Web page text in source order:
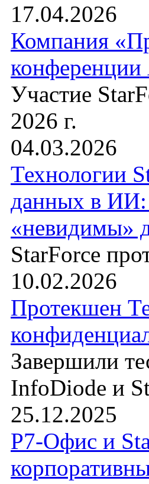
17.04.2026
Компания
Участие
2026 г.
04.03.2026
Технологии
данных в ИИ:
«невидимы»
StarForce
10.02.2026
Протекшен
Завершили
InfoDiode и
25.12.2025
Р7-Офис и